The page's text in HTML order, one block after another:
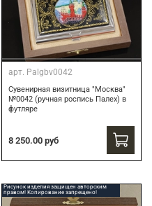
арт. Palgbv0042
Сувенирная визитница "Москва"
№0042 (ручная роспись Палех) в
футляре
8 250.00 руб
Рисунок изделия защищен авторским
правом! Копирование запрещено!